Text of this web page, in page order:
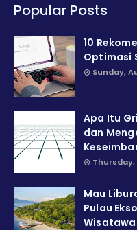
Popular Posts
10
Optimasi
Sunday,
Apa Itu
dan
Thursday,
Mau
Pulau